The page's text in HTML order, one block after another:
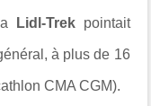
Lidl-Trekpointait
à plus de 16
CMA CGM).